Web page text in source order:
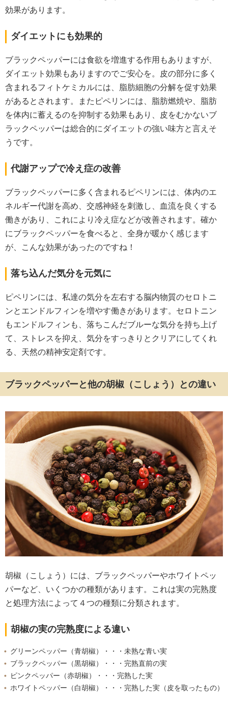
効果があります。
ダイエットにも効果的
ブラックペッパーには食欲を増進する作用もありますが、
ダイエット効果もありますのでご安心を。皮の部分に多く
含まれるフィトケミカルには、脂肪細胞の分解を促す効果
があるとされます。またピペリンには、脂肪燃焼や、脂肪
を体内に蓄えるのを抑制する効果もあり、皮をむかないブ
ラックペッパーは総合的にダイエットの強い味方と言えそ
うです。
代謝アップで冷え症の改善
ブラックペッパーに多く含まれるピペリンには、体内のエ
ネルギー代謝を高め、交感神経を刺激し、血流を良くする
働きがあり、これにより冷え症などが改善されます。確か
にブラックペッパーを食べると、全身が暖かく感じます
が、こんな効果があったのですね！
落ち込んだ気分を元気に
ピペリンには、私達の気分を左右する脳内物質のセロトニ
ンとエンドルフィンを増やす働きがあります。セロトニン
もエンドルフィンも、落ちこんだブルーな気分を持ち上げ
て、ストレスを抑え、気分をすっきりとクリアにしてくれ
る、天然の精神安定剤です。
ブラックペッパーと他の胡椒（こしょう）との違い
胡椒（こしょう）には、ブラックペッパーやホワイトペッ
パーなど、いくつかの種類があります。これは実の完熟度
と処理方法によって４つの種類に分類されます。
胡椒の実の完熟度による違い
グリーンペッパー（青胡椒）・・・未熟な青い実
ブラックペッパー（黒胡椒）・・・完熟直前の実
ピンクペッパー（赤胡椒）・・・完熟した実
ホワイトペッパー（白胡椒）・・・完熟した実（皮を取ったもの）